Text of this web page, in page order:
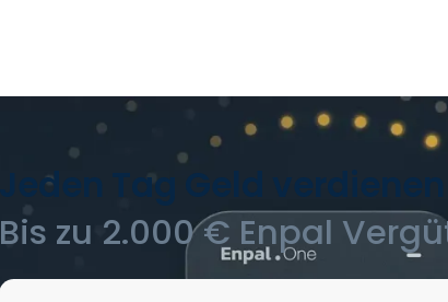
Jeden Tag Geld verdienen
Bis zu 2.000 € Enpal